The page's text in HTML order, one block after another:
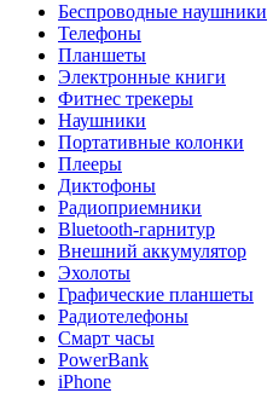
Беспроводные наушники
Телефоны
Планшеты
Электронные книги
Фитнес трекеры
Наушники
Портативные колонки
Плееры
Диктофоны
Радиоприемники
Bluetooth-гарнитур
Внешний аккумулятор
Эхолоты
Графические планшеты
Радиотелефоны
Смарт часы
PowerBank
iPhone